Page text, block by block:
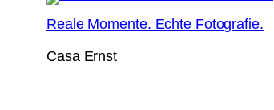
Reale Momente. Echte Fotografie.
Casa Ernst